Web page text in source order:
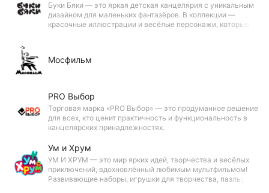
Буки Бяки — это яркая детская канцелярия с уникальным
дизайном для маленьких фантазёров. В коллекции —
красочные иллюстрации и весёлые персонажи, которые
Мосфильм
PRO Выбор
Торговая марка «PRO Выбор» — это продуманное решение
для всех, кто ценит практичность и функциональность в
канцелярских принадлежностях.
Ум и Хрум
УМ И ХРУМ — это мир ярких идей, творчества и весёлых
приключений, вдохновлённый любимым мультфильмом!
Развивающие наборы, игрушки для творчества, пазлы,